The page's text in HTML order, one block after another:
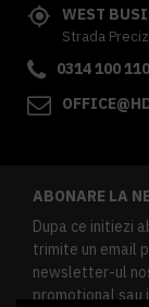
WEST
Strada
0314 100 110
ABONARE LA
Dupa ce initiezi
trimite un email
newsletter-ul
promotional sau